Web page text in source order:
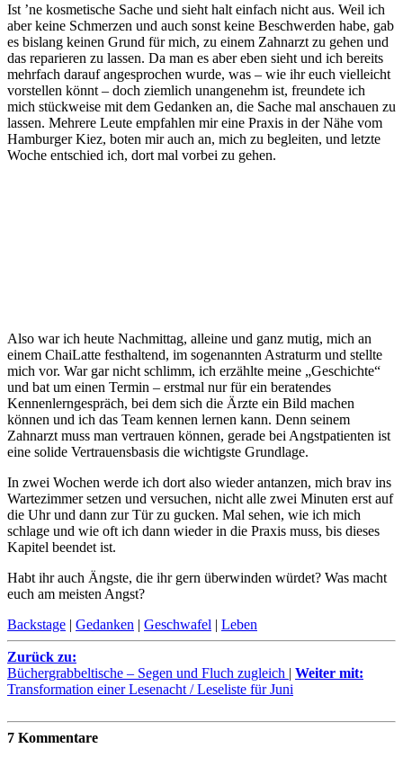
Ist ’ne kosmetische Sache und sieht halt einfach nicht aus. Weil ich
aber keine Schmerzen und auch sonst keine Beschwerden habe, gab
es bislang keinen Grund für mich, zu einem Zahnarzt zu gehen und
das reparieren zu lassen. Da man es aber eben sieht und ich bereits
mehrfach darauf angesprochen wurde, was – wie ihr euch vielleicht
vorstellen könnt – doch ziemlich unangenehm ist, freundete ich
mich stückweise mit dem Gedanken an, die Sache mal anschauen zu
lassen. Mehrere Leute empfahlen mir eine Praxis in der Nähe vom
Hamburger Kiez, boten mir auch an, mich zu begleiten, und letzte
Woche entschied ich, dort mal vorbei zu gehen.
Also war ich heute Nachmittag, alleine und ganz mutig, mich an
einem ChaiLatte festhaltend, im sogenannten Astraturm und stellte
mich vor. War gar nicht schlimm, ich erzählte meine „Geschichte“
und bat um einen Termin – erstmal nur für ein beratendes
Kennenlerngespräch, bei dem sich die Ärzte ein Bild machen
können und ich das Team kennen lernen kann. Denn seinem
Zahnarzt muss man vertrauen können, gerade bei Angstpatienten ist
eine solide Vertrauensbasis die wichtigste Grundlage.
In zwei Wochen werde ich dort also wieder antanzen, mich brav ins
Wartezimmer setzen und versuchen, nicht alle zwei Minuten erst auf
die Uhr und dann zur Tür zu gucken. Mal sehen, wie ich mich
schlage und wie oft ich dann wieder in die Praxis muss, bis dieses
Kapitel beendet ist.
Habt ihr auch Ängste, die ihr gern überwinden würdet? Was macht
euch am meisten Angst?
Backstage | Gedanken | Geschwafel | Leben
Zurück zu:
Büchergrabbeltische – Segen und Fluch zugleich | Weiter mit:
Transformation einer Lesenacht / Leseliste für Juni
7 Kommentare